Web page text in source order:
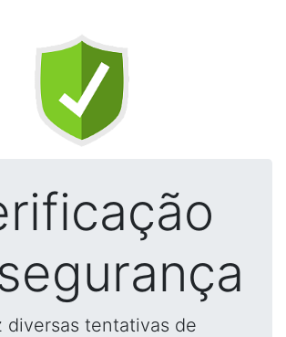
diversas tentativas de